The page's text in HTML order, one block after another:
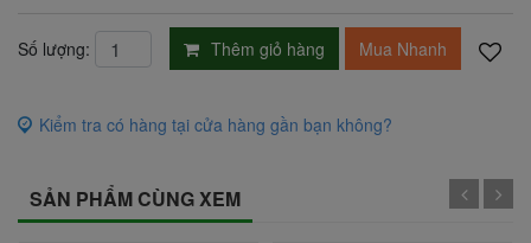
Số lượng: Thêm giỏ hàng Mua Nhanh
Kiểm tra có hàng tại cửa hàng gần bạn không?
SẢN PHẨM CÙNG XEM